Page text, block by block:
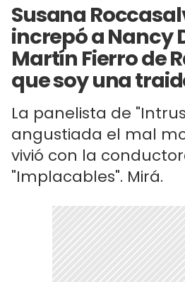
Susana
increpó a Nancy
Martín Fierro de
que soy una
La panelista de
angustiada el mal
vivió con la
"Implacables". Mirá.